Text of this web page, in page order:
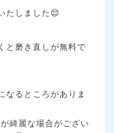
たしました😌
と磨き直しが無料で
なるところがありま
綺麗な場合がござい